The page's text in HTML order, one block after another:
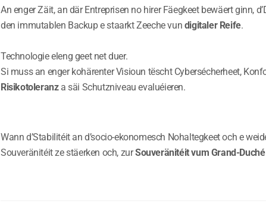
An enger Zäit, an där Entreprisen no hirer Fäegkeet bewäert ginn,
den immutablen Backup e staarkt Zeeche vun digitaler Reife.
Technologie eleng geet net duer.
Si muss an enger kohärenter Visioun tëscht Cybersécherheet,
Risikotoleranza säi Schutz­niveau evaluéieren.
Wann d’Stabilitéit an d’socio-ekonomesch Nohaltegkeet och e
Souveränitéit ze stäerken och, zurSouveränitéit vum Grand-